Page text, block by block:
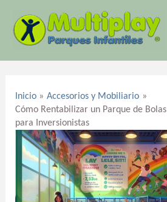
contenido
Inicio
Accesorios y Mobiliario
Cómo Rentabilizar un Parque de
para Inversionistas
entradas